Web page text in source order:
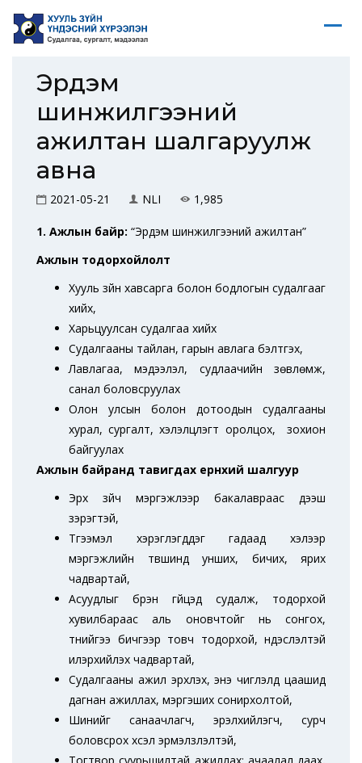
Эрдэм
шинжилгээний
ажилтан шалгаруулж
авна
2021-05-21 NLI 1,985
1. Ажлын байр: “Эрдэм шинжилгээний ажилтан”
Ажлын тодорхойлолт
Хууль зүйн хавсарга болон бодлогын судалгааг
хийх,
Харьцуулсан судалгаа хийх
Судалгааны тайлан, гарын авлага бэлтгэх,
Лавлагаа, мэдээлэл, судлаачийн зөвлөмж,
санал боловсруулах
Олон улсын болон дотоодын судалгааны
хурал, сургалт, хэлэлцүүлэгт оролцох, зохион
байгуулах
Ажлын байранд тавигдах ерөнхий шалгуур
Эрх зүйч мэргэжлээр бакалавраас дээш
зэрэгтэй,
Түгээмэл хэрэглэгддэг гадаад хэлээр
мэргэжлийн түвшинд унших, бичих, ярих
чадвартай,
Асуудлыг бүрэн гүйцэд судалж, тодорхой
хувилбараас аль оновчтойг нь сонгох,
түүнийгээ бичгээр товч тодорхой, үндэслэлтэй
илэрхийлэх чадвартай,
Судалгааны ажил эрхлэх, энэ чиглэлд цаашид
дагнан ажиллах, мэргэших сонирхолтой,
Шинийг санаачлагч, эрэлхийлэгч, сурч
боловсрох хүсэл эрмэлзлэлтэй,